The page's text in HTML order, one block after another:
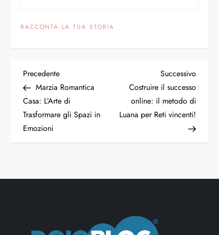
RACCONTA LA TUA STORIA
Precedente
Marzia Romantica
Casa: L’Arte di
Trasformare gli Spazi in
Emozioni
Successivo
Costruire il successo
online: il metodo di
Luana per Reti vincenti!